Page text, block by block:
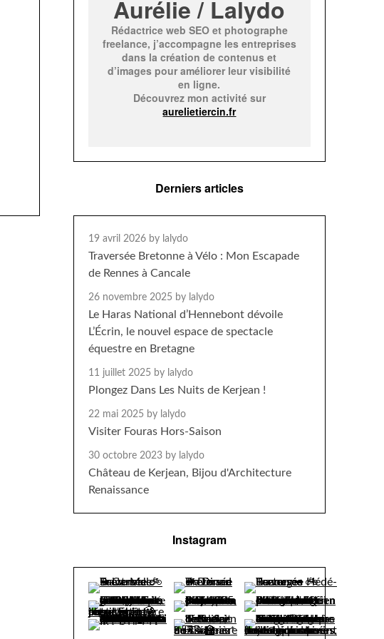
Aurélie / Lalydo
Rédactrice web SEO et photographe
freelance, j’accompagne les entreprises
dans la création de contenus et
d’images pour améliorer leur visibilité
en ligne.
Découvrez mon activité sur
aurelietiercin.fr
Derniers articles
19 avril 2026 by lalydo
Traversée Bretonne à Vélo : Mon Escapade
de Rennes à Cancale
26 novembre 2025 by lalydo
Le Haras National d’Hennebont dévoile
L’Écrin, le nouvel espace de spectacle
équestre en Bretagne
11 juillet 2025 by lalydo
Plongez Dans Les Nuits de Kerjean !
22 mai 2025 by lalydo
Visiter Fouras Hors-Saison
30 octobre 2023 by lalydo
Château de Kerjean, Bijou d'Architecture
Renaissance
Instagram